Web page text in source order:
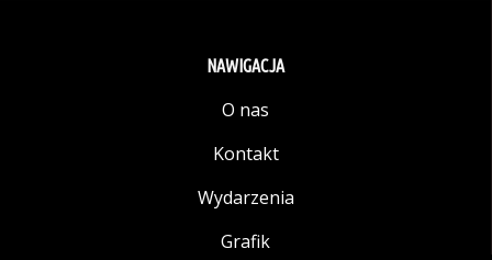
NAWIGACJA
O nas
Kontakt
Wydarzenia
Grafik